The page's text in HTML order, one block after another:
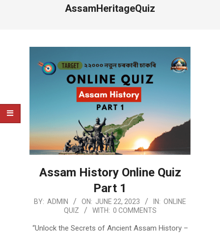
AssamHeritageQuiz
Assam History Online Quiz
Part 1
2023-
22
BY: ADMIN ON: JUNE 22, 2023 IN: ONLINE
QUIZ
WITH: 0 COMMENTS
“Unlock the Secrets of Ancient Assam History –